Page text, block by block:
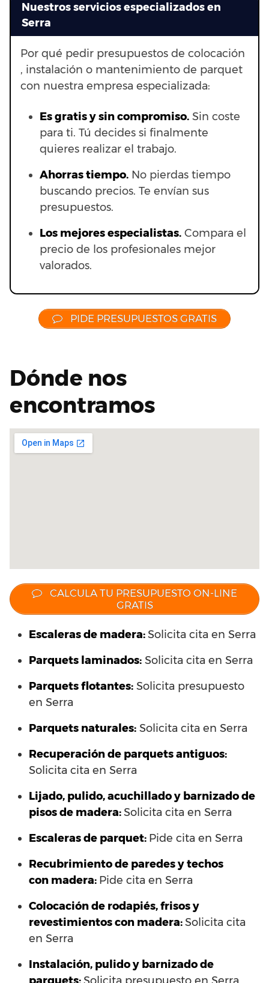
Nuestros servicios especializados en
Serra
Por qué pedir presupuestos de colocación
, instalación o mantenimiento de parquet
con nuestra empresa especializada:
Es gratis y sin compromiso. Sin coste
para ti. Tú decides si finalmente
quieres realizar el trabajo.
Ahorras tiempo. No pierdas tiempo
buscando precios. Te envían sus
presupuestos.
Los mejores especialistas. Compara el
precio de los profesionales mejor
valorados.
PIDE PRESUPUESTOS GRATIS
Dónde nos
encontramos
CALCULA TU PRESUPUESTO ON-LINE
GRATIS
Escaleras de madera:Solicita cita en Serra
Parquets laminados: Solicita cita en Serra
Parquets flotantes: Solicita presupuesto
en Serra
Parquets naturales: Solicita cita en Serra
Recuperación de parquets antiguos:
Solicita cita en Serra
Lijado, pulido, acuchillado y barnizado de
pisos de madera:Solicita cita en Serra
Escaleras de parquet: Pide cita en Serra
Recubrimiento de paredes y techos
con madera: Pide cita en Serra
Colocación de rodapiés, frisos y
revestimientos con madera:Solicita cita
en Serra
Instalación, pulido y barnizado de